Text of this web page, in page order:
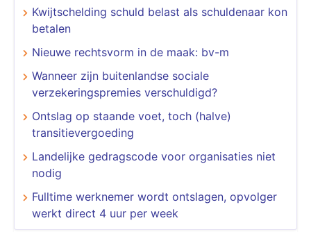
Kwijtschelding schuld belast als schuldenaar kon
betalen
Nieuwe rechtsvorm in de maak: bv-m
Wanneer zijn buitenlandse sociale
verzekeringspremies verschuldigd?
Ontslag op staande voet, toch (halve)
transitievergoeding
Landelijke gedragscode voor organisaties niet
nodig
Fulltime werknemer wordt ontslagen, opvolger
werkt direct 4 uur per week